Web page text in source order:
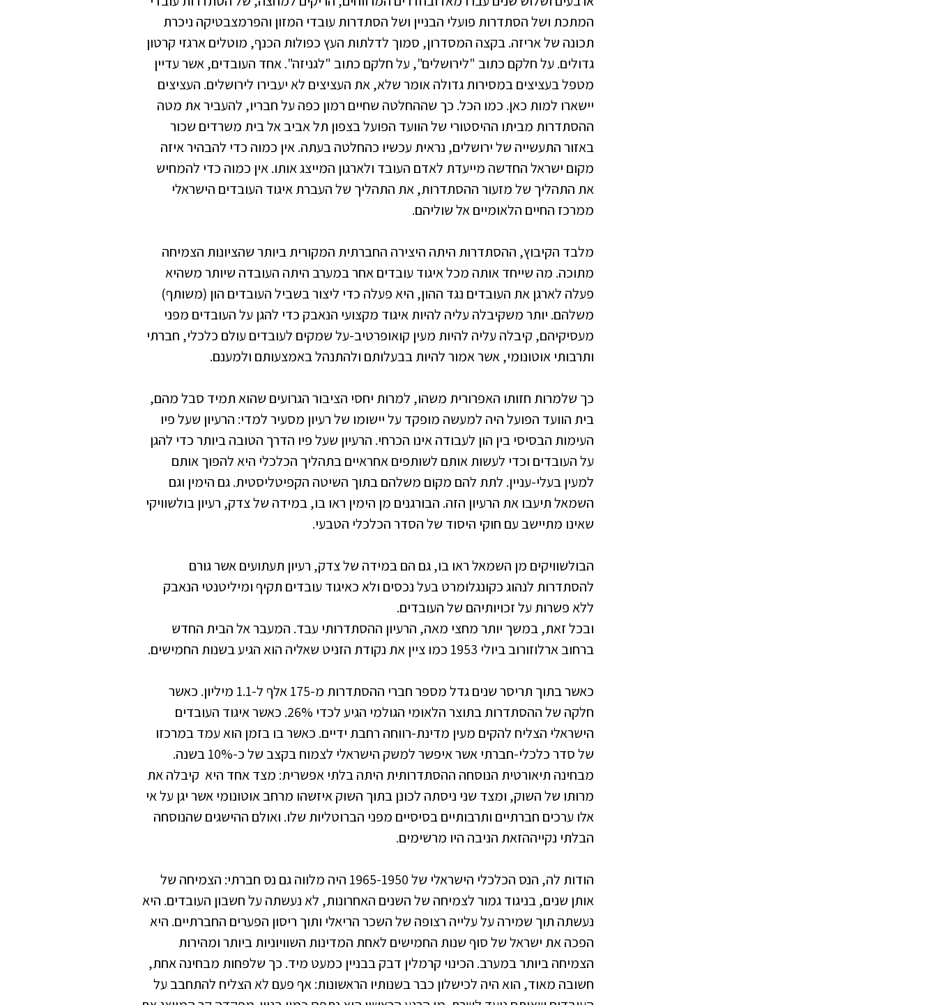
המתכת ושל הסתדרות פועלי הבניין ושל הסתדרות עובדי המזון והפרמצבטיקה ניכרת
תכונה של אריזה. בקצה המסדרון, סמוך לדלתות העץ כפולות הכנף, מוטלים ארגזי קרטון
גדולים. על חלקם כתוב "לירושלים", על חלקם כתוב "לגניזה". אחד העובדים, אשר עדיין
מטפל בעציצים במסירות גדולה אומר שלא, את העציצים לא יעבירו לירושלים. העציצים
יישארו למות כאן. כמו הכל. כך שההחלטה שחיים רמון כפה על חבריו, להעביר את מטה
ההסתדרות מביתו ההיסטורי של הוועד הפועל בצפון תל אביב אל בית משרדים שכור
באזור התעשייה של ירושלים, נראית עכשיו כהחלטה בעתה. אין כמוה כדי להבהיר איזה
מקום ישראל החדשה מייעדת לאדם העובד ולארגון המייצג אותו. אין כמוה כדי להמחיש
את התהליך של מזעור ההסתדרות, את התהליך של העברת איגוד העובדים הישראלי
ממרכז החיים הלאומיים אל שוליהם.
מלבד הקיבוץ, ההסתדרות היתה היצירה החברתית המקורית ביותר שהציונות הצמיחה
מתוכה. מה שייחד אותה מכל איגוד עובדים אחר במערב היתה העובדה שיותר משהיא
פעלה לארגן את העובדים נגד ההון, היא פעלה כדי ליצור בשביל העובדים הון (משותף)
משלהם. יותר משקיבלה עליה להיות איגוד מקצועי הנאבק כדי להגן על העובדים מפני
מעסיקיהם, קיבלה עליה להיות מעין קואופרטיב-על שמקים לעובדים עולם כלכלי, חברתי
ותרבותי אוטונומי, אשר אמור להיות בבעלותם ולהתנהל באמצעותם ולמענם.
כך שלמרות חזותו האפרורית משהו, למרות יחסי הציבור הגרועים שהוא תמיד סבל מהם,
בית הוועד הפועל היה למעשה מופקד על יישומו של רעיון מסעיר למדי: הרעיון שעל פיו
העימות הבסיסי בין הון לעבודה אינו הכרחי. הרעיון שעל פיו הדרך הטובה ביותר כדי להגן
על העובדים וכדי לעשות אותם לשותפים אחראיים בתהליך הכלכלי היא להפוך אותם
למעין בעלי-עניין. לתת להם מקום משלהם בתוך השיטה הקפיטליסטית. גם הימין וגם
השמאל תיעבו את הרעיון הזה. הבורגנים מן הימין ראו בו, במידה של צדק, רעיון בולשוויקי
שאינו מתיישב עם חוקי היסוד של הסדר הכלכלי הטבעי.
הבולשוויקים מן השמאל ראו בו, גם הם במידה של צדק, רעיון תעתועים אשר גורם
להסתדרות לנהוג כקונגלומרט בעל נכסים ולא כאיגוד עובדים תקיף ומיליטנטי הנאבק
ללא פשרות על זכויותיהם של העובדים.
ובכל זאת, במשך יותר מחצי מאה, הרעיון ההסתדרותי עבד. המעבר אל הבית החדש
ברחוב ארלוזורוב ביולי 1953 כמו ציין את נקודת הזניט שאליה הוא הגיע בשנות החמישים.
כאשר בתוך תריסר שנים גדל מספר חברי ההסתדרות מ-175 אלף ל-1.1 מיליון. כאשר
חלקה של ההסתדרות בתוצר הלאומי הגולמי הגיע לכדי 26%. כאשר איגוד העובדים
הישראלי הצליח להקים מעין מדינת-רווחה רחבת ידיים. כאשר בו בזמן הוא עמד במרכזו
של סדר כלכלי-חברתי אשר איפשר למשק הישראלי לצמוח בקצב של כ-10% בשנה.
מבחינה תיאורטית הנוסחה ההסתדרותית היתה בלתי אפשרית: מצד אחד היא קיבלה את
מרותו של השוק, ומצד שני ניסתה לכונן בתוך השוק איזשהו מרחב אוטונומי אשר יגן על אי
אלו ערכים חברתיים ותרבותיים בסיסיים מפני הברוטליות שלו. ואולם ההישגים שהנוסחה
הבלתי נקייההזאת הניבה היו מרשימים.
הודות לה, הנס הכלכלי הישראלי של 1965-1950 היה מלווה גם נס חברתי: הצמיחה של
אותן שנים, בניגוד גמור לצמיחה של השנים האחרונות, לא נעשתה על חשבון העובדים. היא
נעשתה תוך שמירה על עלייה רצופה של השכר הריאלי ותוך ריסון הפערים החברתיים. היא
הפכה את ישראל של סוף שנות החמישים לאחת המדינות השוויוניות ביותר ומהירות
הצמיחה ביותר במערב. הכינוי קרמלין דבק בבניין כמעט מיד. כך שלפחות מבחינה אחת,
חשובה מאוד, הוא היה לכישלון כבר בשנותיו הראשונות: אף פעם לא הצליח להתחבב על